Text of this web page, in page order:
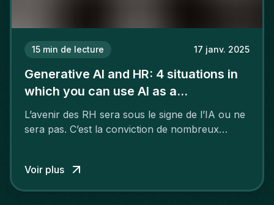
15 min de lecture 17 janv. 2025
Generative AI and HR: 4 situations in
which you can use AI as a
professional
L’avenir des RH sera sous le signe de l’IA ou ne
sera pas. C’est la conviction de nombreux
capable de faire gagner du temps et de prendre
des décisions stratégiques plus fiables et
Voir plus